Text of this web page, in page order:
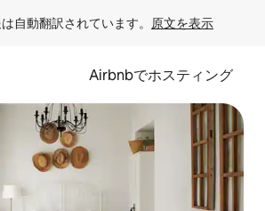
自動翻訳されています。 原文を表示
Airbnbでホスティング